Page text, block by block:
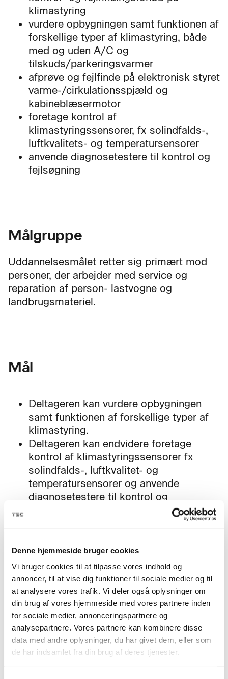
Denne hjemmeside bruger cookies
Vi bruger cookies til at tilpasse vores indhold og
annoncer, til at vise dig funktioner til sociale medier og til
at analysere vores trafik. Vi deler også oplysninger om
din brug af vores hjemmeside med vores partnere inden
for sociale medier, annonceringspartnere og
analysepartnere. Vores partnere kan kombinere disse
data med andre oplysninger, du har givet dem, eller som
de har indsamlet fra din brug af deres tjenester.
klimastyring
vurdere opbygningen samt funktionen af
forskellige typer af klimastyring, både
med og uden A/C og
tilskuds/parkeringsvarmer
afprøve og fejlfinde på elektronisk styret
varme-/cirkulationsspjæld og
kabineblæsermotor
foretage kontrol af
klimastyringssensorer, fx solindfalds-,
luftkvalitets- og temperatursensorer
anvende diagnosetestere til kontrol og
fejlsøgning
Målgruppe
Uddannelsesmålet retter sig primært mod
personer, der arbejder med service og
reparation af person- lastvogne og
landbrugsmateriel.
Mål
Deltageren kan vurdere opbygningen
samt funktionen af forskellige typer af
klimastyring.
Deltageren kan endvidere foretage
kontrol af klimastyringssensorer fx
solindfalds-, luftkvalitet- og
temperatursensorer og anvende
diagnosetestere til kontrol og
KONTAKT
Kursus-